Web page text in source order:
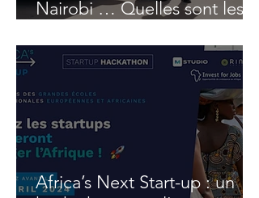
Nairobi … Quelles sont les
comptent le plus de riches,
super-riches et hyper-riches ?
Africa’s Next Start-up : un